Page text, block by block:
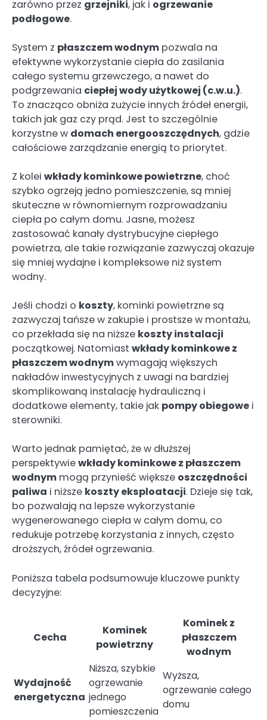
zarówno przez grzejniki, jak i ogrzewanie
podłogowe.
System z płaszczem wodnym pozwala na
efektywne wykorzystanie ciepła do zasilania
całego systemu grzewczego, a nawet do
podgrzewania ciepłej wody użytkowej (c.w.u.).
To znacząco obniża zużycie innych źródeł energii,
takich jak gaz czy prąd. Jest to szczególnie
korzystne w domach energooszczędnych, gdzie
całościowe zarządzanie energią to priorytet.
Z kolei wkłady kominkowe powietrzne, choć
szybko ogrzeją jedno pomieszczenie, są mniej
skuteczne w równomiernym rozprowadzaniu
ciepła po całym domu. Jasne, możesz
zastosować kanały dystrybucyjne ciepłego
powietrza, ale takie rozwiązanie zazwyczaj okazuje
się mniej wydajne i kompleksowe niż system
wodny.
Jeśli chodzi o koszty, kominki powietrzne są
zazwyczaj tańsze w zakupie i prostsze w montażu,
co przekłada się na niższe koszty instalacji
początkowej. Natomiast wkłady kominkowe z
płaszczem wodnymwymagają większych
nakładów inwestycyjnych z uwagi na bardziej
skomplikowaną instalację hydrauliczną i
dodatkowe elementy, takie jak pompy obiegowe i
sterowniki.
Warto jednak pamiętać, że w dłuższej
perspektywiewkłady kominkowe z płaszczem
wodnym mogą przynieść większe oszczędności
paliwa i niższe koszty eksploatacji. Dzieje się tak,
bo pozwalają na lepsze wykorzystanie
wygenerowanego ciepła w całym domu, co
redukuje potrzebę korzystania z innych, często
droższych, źródeł ogrzewania.
Poniższa tabela podsumowuje kluczowe punkty
decyzyjne:
Cecha
Kominek
powietrzny
Kominek z
płaszczem
wodnym
Wydajność
energetyczna
Niższa, szybkie
ogrzewanie
jednego
pomieszczenia
Wyższa,
ogrzewanie całego
domu